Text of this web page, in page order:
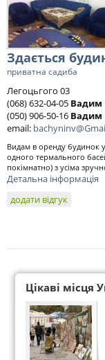
Здається
приватна садиба
Легоцьгого 03
(068) 632-04-05 Вадим
(050) 906-50-16 Вадим
email:
Видам в оренду будинок
одного термального
покімнатно) з усіма
Детальна інформація
додати відгук
Цікаві місця